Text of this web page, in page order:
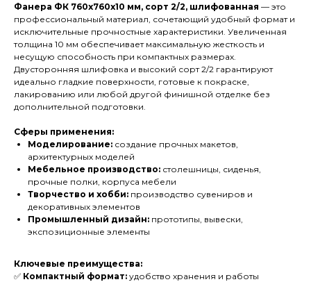
Фанера ФК 760х760х10 мм, сорт 2/2, шлифованная — это
профессиональный материал, сочетающий удобный формат и
исключительные прочностные характеристики. Увеличенная
толщина 10 мм обеспечивает максимальную жесткость и
несущую способность при компактных размерах.
Двусторонняя шлифовка и высокий сорт 2/2 гарантируют
идеально гладкие поверхности, готовые к покраске,
лакированию или любой другой финишной отделке без
дополнительной подготовки.
Сферы применения:
Моделирование: создание прочных макетов,
архитектурных моделей
Мебельное производство: столешницы, сиденья,
прочные полки, корпуса мебели
Творчество и хобби: производство сувениров и
декоративных элементов
Промышленный дизайн: прототипы, вывески,
экспозиционные элементы
Ключевые преимущества:
✅ Компактный формат: удобство хранения и работы